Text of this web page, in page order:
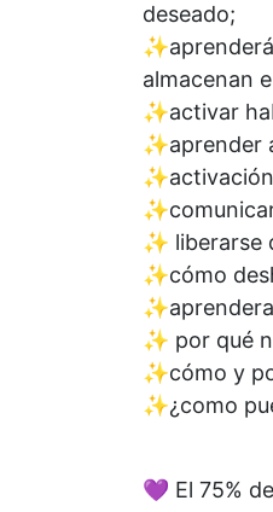
deseado;
almacenan
✨activar
✨aprender
✨ liberarse
✨cómo
✨ por qué
✨cómo y
✨¿como
💜 El 75%